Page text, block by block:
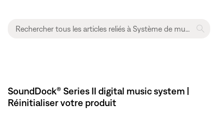
SoundDock® Series II digital music system |
Réinitialiser votre produit